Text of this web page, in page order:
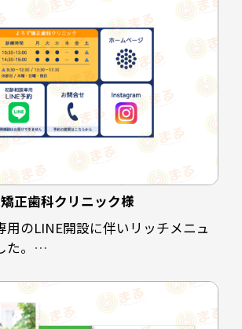
正歯科クリニック様
用のLINE開設に伴いリッチメニュ
。
予約に抵抗のある方に対して予約
ることが目的です。